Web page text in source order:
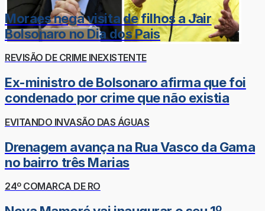
Moraes nega visita de filhos a Jair
Bolsonaro no Dia dos Pais
REVISÃO DE CRIME INEXISTENTE
Ex-ministro de Bolsonaro afirma que foi
condenado por crime que não existia
EVITANDO INVASÃO DAS ÁGUAS
Drenagem avança na Rua Vasco da Gama
no bairro três Marias
24º COMARCA DE RO